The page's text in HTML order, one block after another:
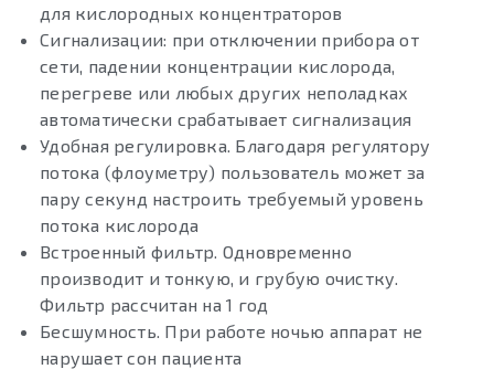
для кислородных концентраторов
Сигнализации: при отключении прибора от
сети, падении концентрации кислорода,
перегреве или любых других неполадках
автоматически срабатывает сигнализация
Удобная регулировка. Благодаря регулятору
потока (флоуметру) пользователь может за
пару секунд настроить требуемый уровень
потока кислорода
Встроенный фильтр. Одновременно
производит и тонкую, и грубую очистку.
Фильтр рассчитан на 1 год
Бесшумность. При работе ночью аппарат не
нарушает сон пациента